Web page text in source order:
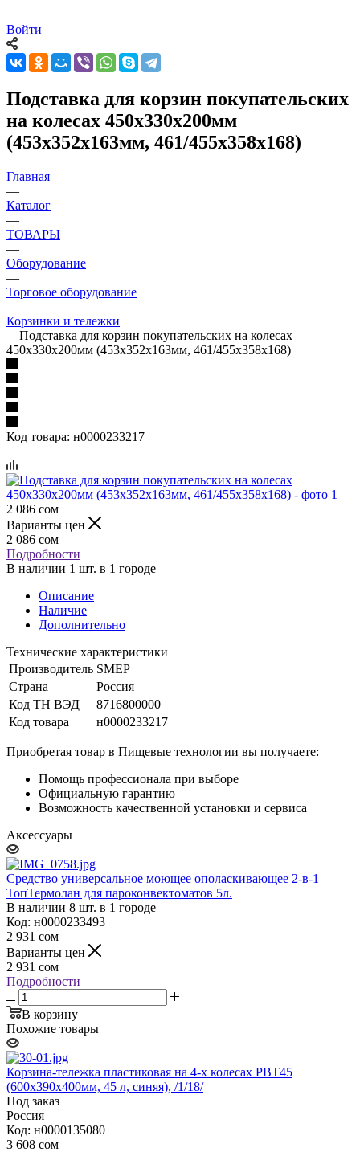
Войти
Подставка для корзин покупательских
на колесах 450х330х200мм
(453х352х163мм, 461/455х358х168)
Главная
—
Каталог
—
ТОВАРЫ
—
Оборудование
—
Торговое оборудование
—
Корзинки и тележки
—Подставка для корзин покупательских на колесах
450х330х200мм (453х352х163мм, 461/455х358х168)
Код товара: н0000233217
2 086 сом
Варианты цен
2 086 сом
Подробности
В наличии 1 шт. в 1 городе
Описание
Наличие
Дополнительно
Технические характеристики
Производитель SMEP
Страна
Россия
Код ТН ВЭД
8716800000
Код товара
н0000233217
Приобретая товар в Пищевые технологии вы получаете:
Помощь профессионала при выборе
Официальную гарантию
Возможность качественной установки и сервиса
Аксессуары
Средство универсальное моющее ополаскивающее 2-в-1
ТопТермолан для пароконвектоматов 5л.
В наличии 8 шт. в 1 городе
Код: н0000233493
2 931 сом
Варианты цен
2 931 сом
Подробности
В корзину
Похожие товары
Корзина-тележка пластиковая на 4-х колесах PBT45
(600х390х400мм, 45 л, синяя), /1/18/
Под заказ
Россия
Код: н0000135080
3 608 сом